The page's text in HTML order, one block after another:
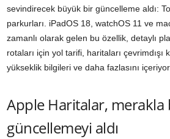
sevindirecek büyük bir güncelleme aldı:
parkurları. iPadOS 18, watchOS 11 ve
zamanlı olarak gelen bu özellik, detaylı
rotaları için yol tarifi, haritaları çevrimdışı
yükseklik bilgileri ve daha fazlasını içeriyor.
Apple Haritalar, merakla
güncellemeyi aldı